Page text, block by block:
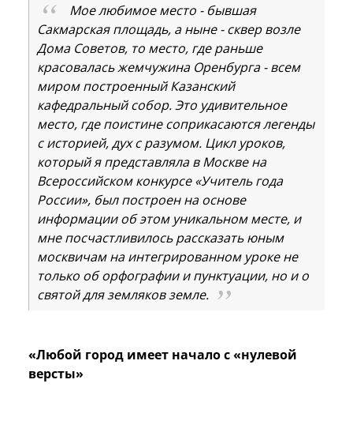
Мое любимое место - бывшая
Сакмарская площадь, а ныне - сквер возле
Дома Советов, то место, где раньше
красовалась жемчужина Оренбурга - всем
миром построенный Казанский
кафедральный собор. Это удивительное
место, где поистине соприкасаются легенды
с историей, дух с разумом. Цикл уроков,
который я представляла в Москве на
Всероссийском конкурсе «Учитель года
России», был построен на основе
информации об этом уникальном месте, и
мне посчастливилось рассказать юным
москвичам на интегрированном уроке не
только об орфографии и пунктуации, но и о
святой для земляков земле.
«Любой город имеет начало с «нулевой
версты»